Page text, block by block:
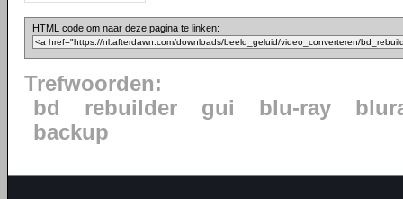
HTML code om naar deze pagina te linken:
Trefwoorden:
bd
rebuilder gui blu-ray
backup